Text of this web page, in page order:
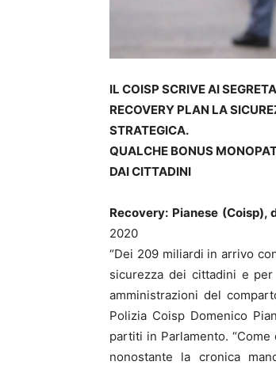
IL COISP SCRIVE AI
RECOVERY PLAN LA
STRATEGICA.
QUALCHE BONUS
DAI CITTADINI
Recovery: Pianese
2020
“Dei 209 miliardi in arrivo
sicurezza dei cittadini e
amministrazioni del
Polizia Coisp Domenico
partiti in Parlamento.
nonostante la cronica